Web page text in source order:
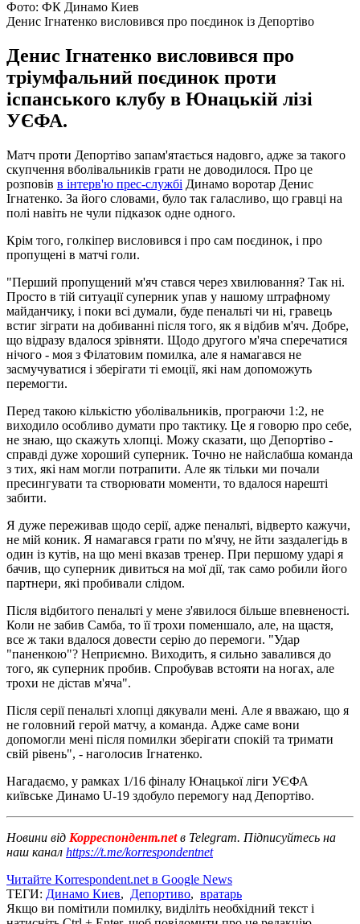
Фото: ФК Динамо Киев
Денис Ігнатенко висловився про поєдинок із Депортіво
Денис Ігнатенко висловився про
тріумфальний поєдинок проти
іспанського клубу в Юнацькій лізі
УЄФА.
Матч проти Депортіво запам'ятається надовго, адже за такого
скупчення вболівальників грати не доводилося. Про це
розповів в інтерв'ю прес-службі Динамо воротар Денис
Ігнатенко. За його словами, було так галасливо, що гравці на
полі навіть не чули підказок одне одного.
Крім того, голкіпер висловився і про сам поєдинок, і про
пропущені в матчі голи.
"Перший пропущений м'яч стався через хвилювання? Так ні.
Просто в тій ситуації суперник упав у нашому штрафному
майданчику, і поки всі думали, буде пенальті чи ні, гравець
встиг зіграти на добиванні після того, як я відбив м'яч. Добре,
що відразу вдалося зрівняти. Щодо другого м'яча сперечатися
нічого - моя з Філатовим помилка, але я намагався не
засмучуватися і зберігати ті емоції, які нам допоможуть
перемогти.
Перед такою кількістю уболівальників, програючи 1:2, не
виходило особливо думати про тактику. Це я говорю про себе,
не знаю, що скажуть хлопці. Можу сказати, що Депортіво -
справді дуже хороший суперник. Точно не найслабша команда
з тих, які нам могли потрапити. Але як тільки ми почали
пресингувати та створювати моменти, то вдалося нарешті
забити.
Я дуже переживав щодо серії, адже пенальті, відверто кажучи,
не мій коник. Я намагався грати по м'ячу, не йти заздалегідь в
один із кутів, на що мені вказав тренер. При першому ударі я
бачив, що суперник дивиться на мої дії, так само робили його
партнери, які пробивали слідом.
Після відбитого пенальті у мене з'явилося більше впевненості.
Коли не забив Самба, то її трохи поменшало, але, на щастя,
все ж таки вдалося довести серію до перемоги. "Удар
"паненкою"? Неприємно. Виходить, я сильно завалився до
того, як суперник пробив. Спробував встояти на ногах, але
трохи не дістав м'яча".
Після серії пенальті хлопці дякували мені. Але я вважаю, що я
не головний герой матчу, а команда. Адже саме вони
допомогли мені після помилки зберігати спокій та тримати
свій рівень", - наголосив Ігнатенко.
Нагадаємо, у рамках 1/16 фіналу Юнацької ліги УЄФА
київське Динамо U-19 здобуло перемогу над Депортіво.
Новини від Корреспондент.netв Telegram. Підписуйтесь на
наш канал https://t.me/korrespondentnet
Читайте Korrespondent.net в Google News
ТЕГИ: Динамо Киев, Депортиво, вратарь
Якщо ви помітили помилку, виділіть необхідний текст і